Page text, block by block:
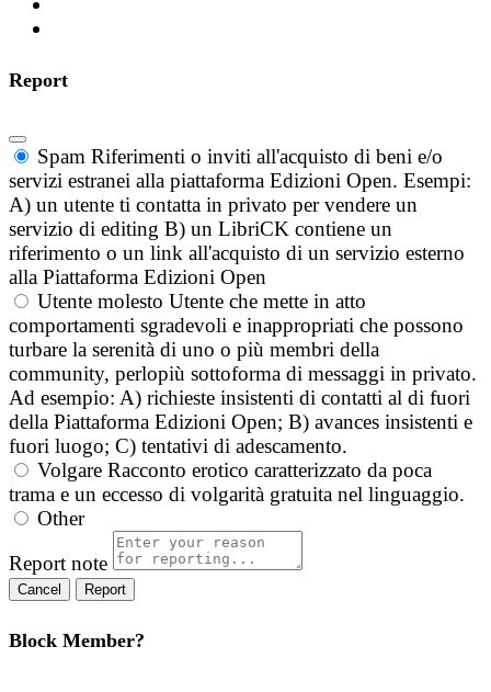
Report
Spam Riferimenti o inviti all'acquisto di beni e/o
servizi estranei alla piattaforma Edizioni Open. Esempi:
A) un utente ti contatta in privato per vendere un
servizio di editing B) un LibriCK contiene un
riferimento o un link all'acquisto di un servizio esterno
alla Piattaforma Edizioni Open
Utente molesto Utente che mette in atto
comportamenti sgradevoli e inappropriati che possono
turbare la serenità di uno o più membri della
community, perlopiù sottoforma di messaggi in privato.
Ad esempio: A) richieste insistenti di contatti al di fuori
della Piattaforma Edizioni Open; B) avances insistenti e
fuori luogo; C) tentativi di adescamento.
Volgare Racconto erotico caratterizzato da poca
trama e un eccesso di volgarità gratuita nel linguaggio.
Other
Report note
Report
Block Member?